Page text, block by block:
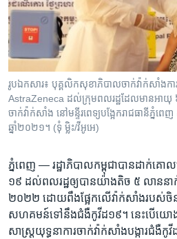
សម្ព័ន្ធ​
រំលង​
និង​
ចូល​
ទៅ​
កាន់​
ទំព័រ​
ស្វែង​
Khmer English
បណ្តាញ​សង្គម
ភាសា
រូបឯកសារ៖ បុគ្គលិកសុខាភិបាលចាក់វ៉ាក់សាំងក
AstraZeneca ដល់ក្រុមពលរដ្ឋដែលមានអាយុ
ចាក់វ៉ាក់សាំង នៅមន្ទីរពេទ្យបង្អែករាជធានីភ្នំព
ឆ្នាំ២០២១។ (ទុំ ម្លិះ/វីអូអេ)
ភ្នំពេញ — រដ្ឋាភិបាល​កម្ពុជា​បានដាក់​គោ
១៩ ​ដល់​ពលរដ្ឋ​ឲ្យ​បាន​យ៉ាង​តិច ​៥ ​លាន​នា
២០២២ ដោយ​ពឹងផ្អែក​លើ​វ៉ាក់សាំង​របស់​ចិ
សហគមន៍​ទៅ​នឹង​ជំងឺ​កូវីដ​១៩។ នេះ​បើ​យោង​
សាស្រ្ត​យុទ្ធនាការ​ចាក់​វ៉ាក់​សាំងបង្ការ​ជំ